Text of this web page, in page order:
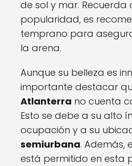
de sol y mar. Recuerda
popularidad, es
temprano para
la arena.
Aunque su belleza es
importante destacar
Atlanterra no cuenta
Esto se debe a su alto
ocupación y a su
semiurbana. Además,
está permitido en esta